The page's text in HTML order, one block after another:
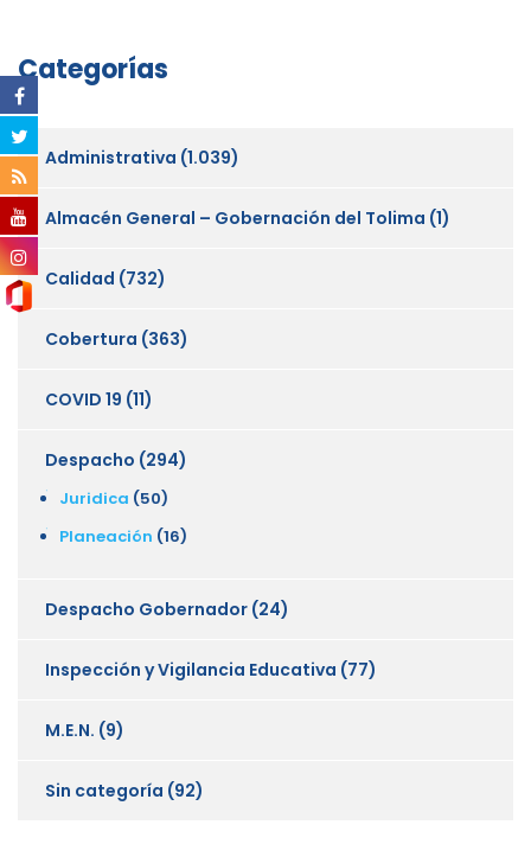
Categorías
Administrativa (1.039)
Almacén General – Gobernación del Tolima (1)
Calidad (732)
Cobertura (363)
COVID 19 (11)
Despacho (294)
Juridica (50)
Planeación (16)
Despacho Gobernador (24)
Inspección y Vigilancia Educativa (77)
M.E.N. (9)
Sin categoría (92)